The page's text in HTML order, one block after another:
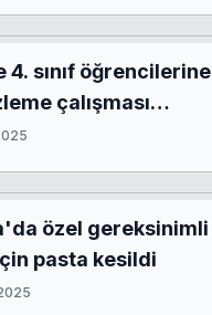
4. sınıf öğrencilerine
çalışması
özel gereksinimli
pasta kesildi